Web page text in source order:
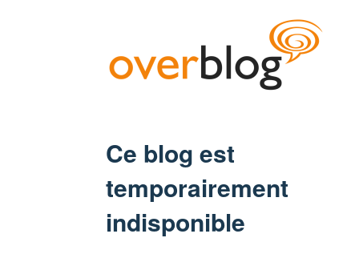
Ce blog est
temporairement
indisponible